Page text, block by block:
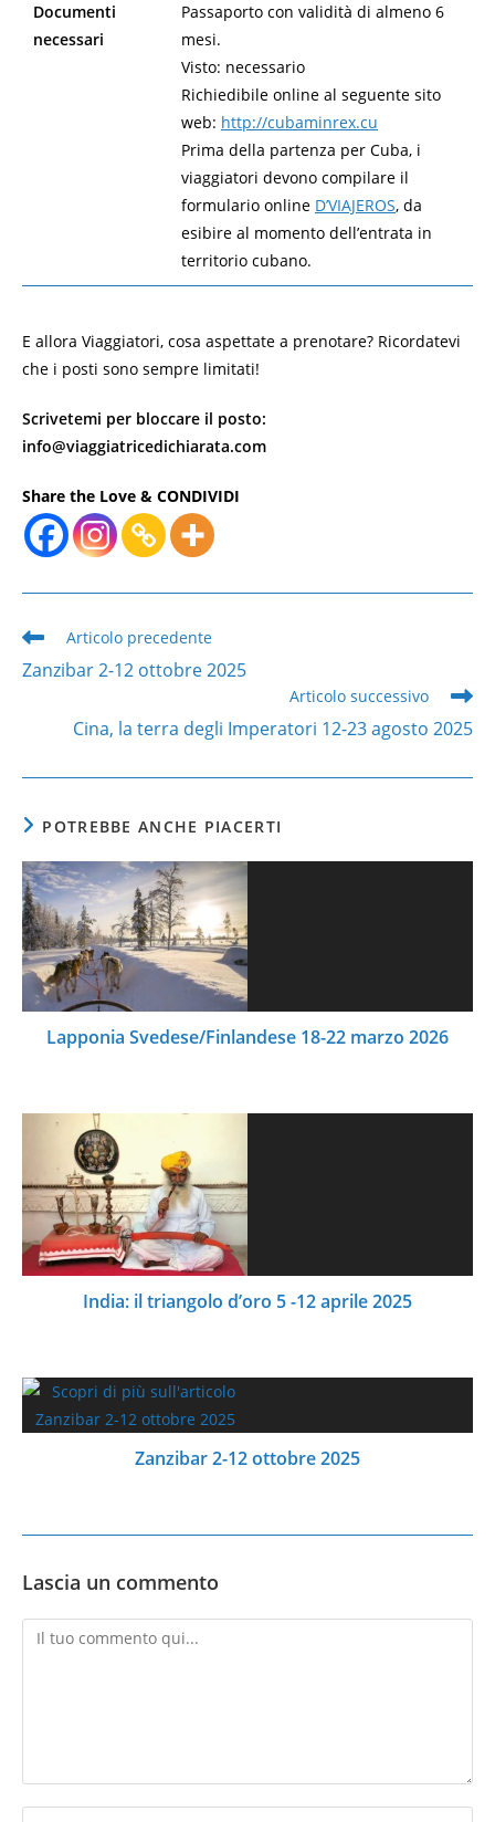
Documenti
necessari
Passaporto con validità di almeno 6
mesi.
Visto: necessario
Richiedibile online al seguente sito
web: http://cubaminrex.cu
Prima della partenza per Cuba, i
viaggiatori devono compilare il
formulario online D’VIAJEROS, da
esibire al momento dell’entrata in
territorio cubano.
E allora Viaggiatori, cosa aspettate a prenotare? Ricordatevi
che i posti sono sempre limitati!
Scrivetemi per bloccare il posto:
info@viaggiatricedichiarata.com
Share the Love & CONDIVIDI
Leggi
articoli
Articolo precedente
Zanzibar 2-12 ottobre 2025
Articolo successivo
Cina, la terra degli Imperatori 12-23 agosto 2025
POTREBBE ANCHE PIACERTI
Lapponia Svedese/Finlandese 18-22 marzo 2026
India: il triangolo d’oro 5 -12 aprile 2025
Zanzibar 2-12 ottobre 2025
Lascia un commento
Commento